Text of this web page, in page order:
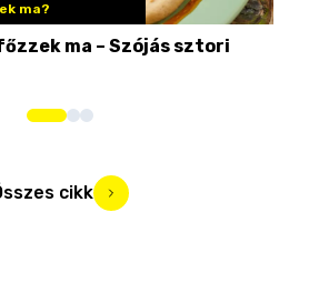
ma?
ma – Szójás sztori
cikk